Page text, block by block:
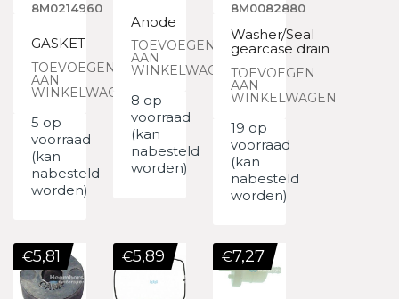
8M0214960
GASKET
TOEVOEGEN
AAN
WINKELWAGEN
5 op
voorraad
(kan
nabesteld
worden)
Anode
TOEVOEGEN
AAN
WINKELWAGEN
8 op
voorraad
(kan
nabesteld
worden)
8M0082880
Washer/Seal
gearcase drain
TOEVOEGEN
AAN
WINKELWAGEN
19 op
voorraad
(kan
nabesteld
worden)
€5,81 €5,89 €7,27